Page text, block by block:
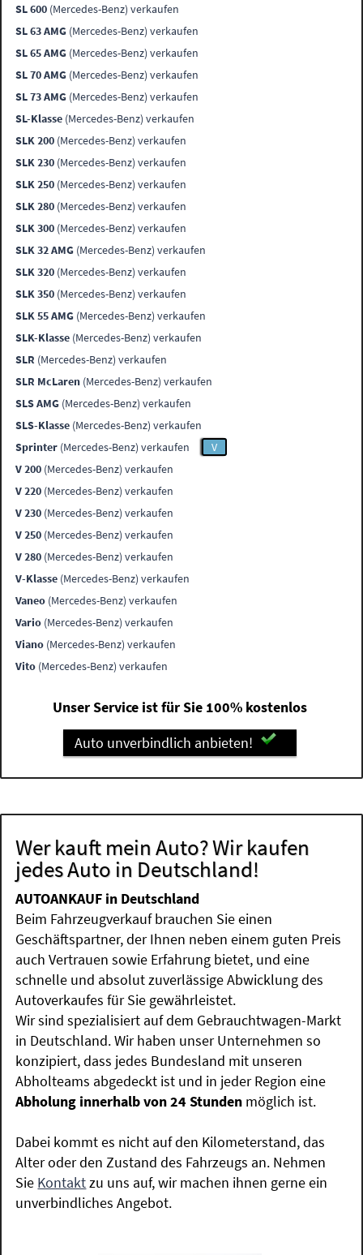
SL 600 (Mercedes-Benz) verkaufen
SL 63 AMG (Mercedes-Benz) verkaufen
SL 65 AMG (Mercedes-Benz) verkaufen
SL 70 AMG (Mercedes-Benz) verkaufen
SL 73 AMG (Mercedes-Benz) verkaufen
SL-Klasse (Mercedes-Benz) verkaufen
SLK 200 (Mercedes-Benz) verkaufen
SLK 230 (Mercedes-Benz) verkaufen
SLK 250 (Mercedes-Benz) verkaufen
SLK 280 (Mercedes-Benz) verkaufen
SLK 300 (Mercedes-Benz) verkaufen
SLK 32 AMG (Mercedes-Benz) verkaufen
SLK 320 (Mercedes-Benz) verkaufen
SLK 350 (Mercedes-Benz) verkaufen
SLK 55 AMG (Mercedes-Benz) verkaufen
SLK-Klasse (Mercedes-Benz) verkaufen
SLR (Mercedes-Benz) verkaufen
SLR McLaren (Mercedes-Benz) verkaufen
SLS AMG (Mercedes-Benz) verkaufen
SLS-Klasse (Mercedes-Benz) verkaufen
Sprinter (Mercedes-Benz) verkaufen
V
V 200 (Mercedes-Benz) verkaufen
V 220 (Mercedes-Benz) verkaufen
V 230 (Mercedes-Benz) verkaufen
V 250 (Mercedes-Benz) verkaufen
V 280 (Mercedes-Benz) verkaufen
V-Klasse (Mercedes-Benz) verkaufen
Vaneo (Mercedes-Benz) verkaufen
Vario (Mercedes-Benz) verkaufen
Viano (Mercedes-Benz) verkaufen
Vito (Mercedes-Benz) verkaufen
Unser Service ist für Sie 100% kostenlos
Auto unverbindlich anbieten!
Wer kauft mein Auto? Wir kaufen
jedes Auto in Deutschland!
AUTOANKAUF in Deutschland
Beim Fahrzeugverkauf brauchen Sie einen
Geschäftspartner, der Ihnen neben einem guten Preis
auch Vertrauen sowie Erfahrung bietet, und eine
schnelle und absolut zuverlässige Abwicklung des
Autoverkaufes für Sie gewährleistet.
Wir sind spezialisiert auf dem Gebrauchtwagen-Markt
in Deutschland. Wir haben unser Unternehmen so
konzipiert, dass jedes Bundesland mit unseren
Abholteams abgedeckt ist und in jeder Region eine
Abholung innerhalb von 24 Stunden möglich ist.
Dabei kommt es nicht auf den Kilometerstand, das
Alter oder den Zustand des Fahrzeugs an. Nehmen
Sie Kontaktzu uns auf, wir machen ihnen gerne ein
unverbindliches Angebot.